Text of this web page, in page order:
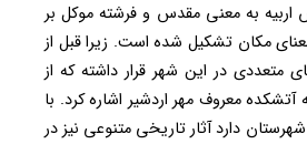
به معنی مقدس و فرشته موکل بر
مکان تشکیل شده است. زیرا قبل از
متعددی در این شهر قرار داشته که از
معروف مهر اردشیر اشاره‌ کرد. با
دارد آثار تاریخی متنوعی نیز در